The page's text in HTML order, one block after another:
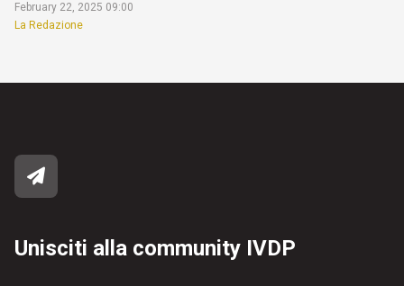
February 22, 2025 09:00
La Redazione
Unisciti alla community IVDP